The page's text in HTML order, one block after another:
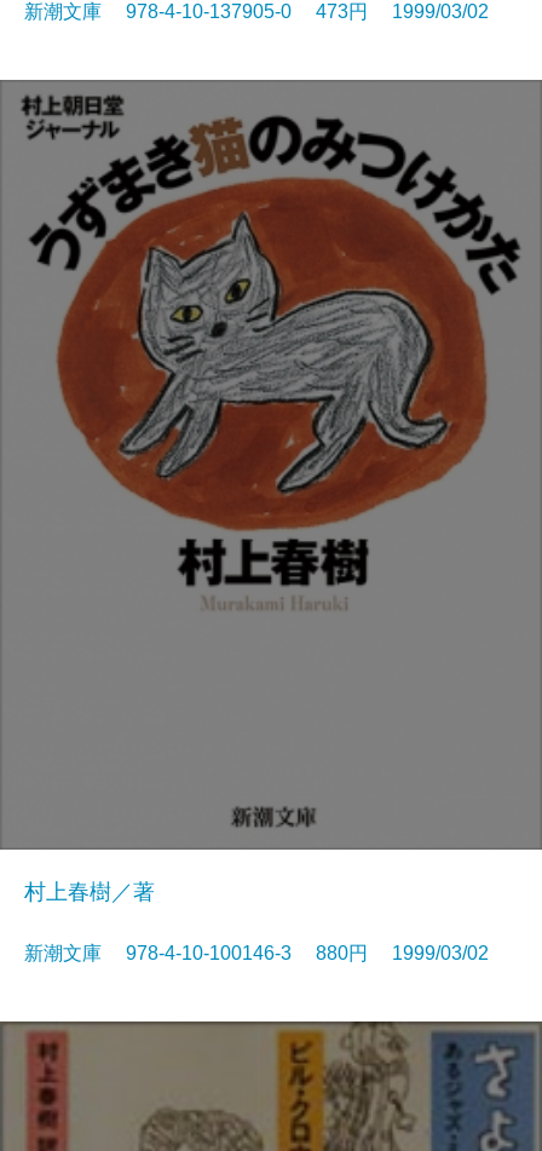
新潮文庫 978-4-10-137905-0 473円 1999/03/02
村上春樹／著
新潮文庫 978-4-10-100146-3 880円 1999/03/02